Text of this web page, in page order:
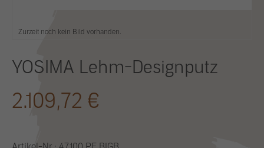
Zurzeit noch kein Bild vorhanden.
YOSIMA Lehm-Designputz
2.109,72 €